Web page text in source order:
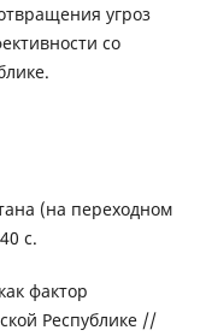
угроз
со
(на переходном
с.
фактор
Республике //